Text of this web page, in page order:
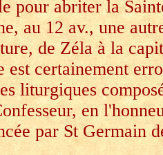
pour abriter la
au 12 av., une
de Zéla à la
est certainement
liturgiques
en
par St Germain